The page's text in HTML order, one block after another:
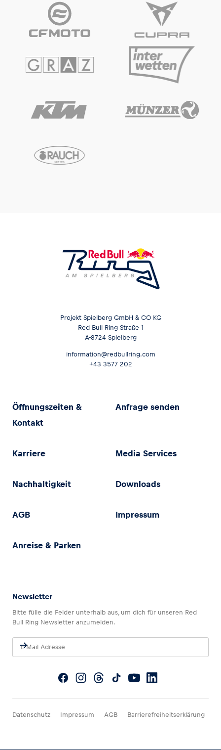
Projekt Spielberg GmbH & CO KG
Red Bull Ring Straße 1
A-8724 Spielberg
information@redbullring.com
+43 3577 202
Öffnungszeiten &
Kontakt
Anfrage senden
Karriere Media Services
Nachhaltigkeit Downloads
AGB Impressum
Anreise & Parken
Newsletter
Bitte fülle die Felder unterhalb aus, um dich für unseren Red
Bull Ring Newsletter anzumelden.
Datenschutz Impressum AGB Barrierefreiheitserklärung